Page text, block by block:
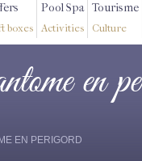
boxes
Pool Spa
Activities
Tourisme
Culture
en
EN PERIGORD